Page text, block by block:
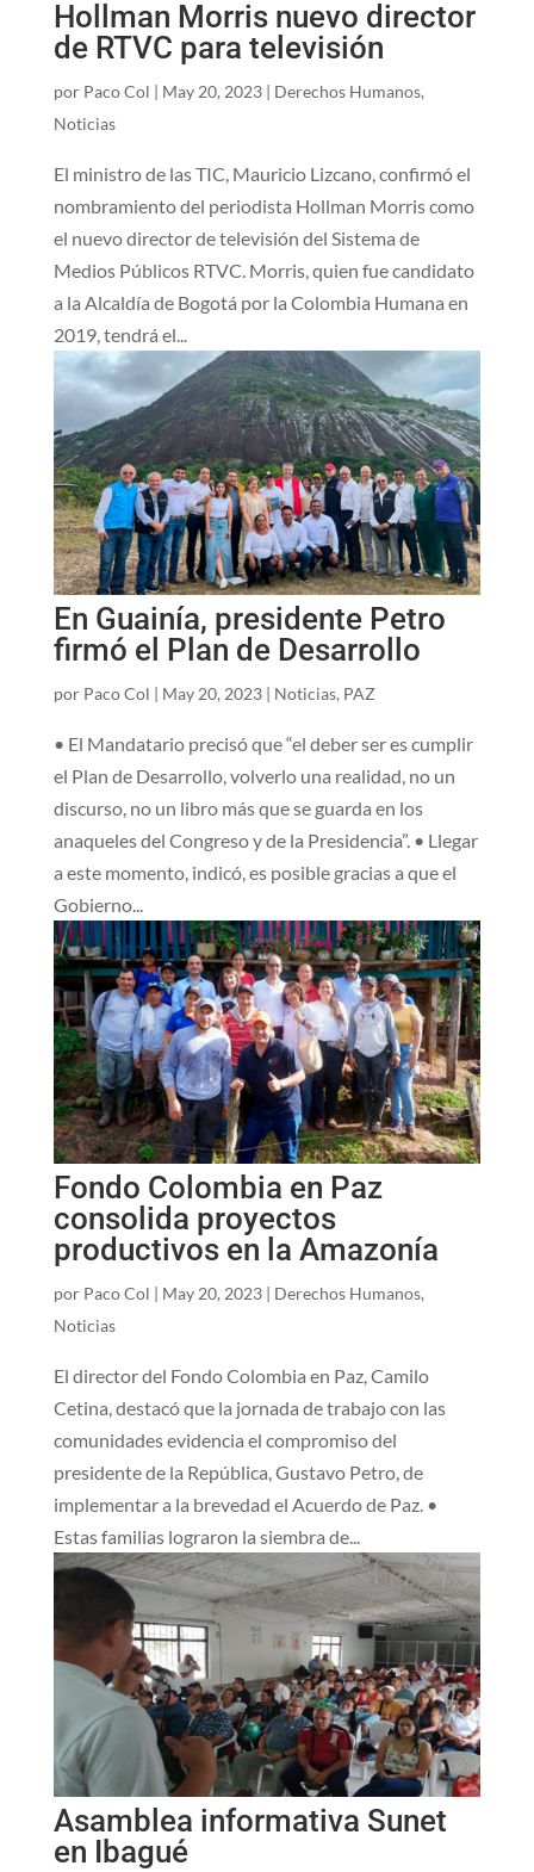
Hollman Morris nuevo director
de RTVC para televisión
por Paco Col | May 20, 2023| Derechos Humanos,
Noticias
El ministro de las TIC, Mauricio Lizcano, confirmó el
nombramiento del periodista Hollman Morris como
el nuevo director de televisión del Sistema de
Medios Públicos RTVC. Morris, quien fue candidato
a la Alcaldía de Bogotá por la Colombia Humana en
2019, tendrá el...
En Guainía, presidente Petro
firmó el Plan de Desarrollo
por Paco Col | May 20, 2023| Noticias, PAZ
• El Mandatario precisó que “el deber ser es cumplir
el Plan de Desarrollo, volverlo una realidad, no un
discurso, no un libro más que se guarda en los
anaqueles del Congreso y de la Presidencia”. • Llegar
a este momento, indicó, es posible gracias a que el
Gobierno...
Fondo Colombia en Paz
consolida proyectos
productivos en la Amazonía
por Paco Col | May 20, 2023| Derechos Humanos,
Noticias
El director del Fondo Colombia en Paz, Camilo
Cetina, destacó que la jornada de trabajo con las
comunidades evidencia el compromiso del
presidente de la República, Gustavo Petro, de
implementar a la brevedad el Acuerdo de Paz. •
Estas familias lograron la siembra de...
Asamblea informativa Sunet
en Ibagué